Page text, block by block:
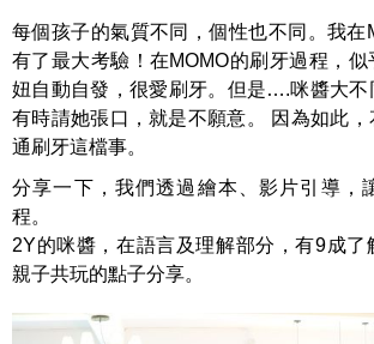
每個孩子的氣質不同，個性也不同。我在
有了最大考驗！在MOMO的刷牙過程，
妞自動自發，很愛刷牙。但是….咪醬大不
有時請她張口，就是不願意。 因為如此
通刷牙這檔事。
分享一下，我們透過繪本、影片引導，
程。
2Y的咪醬，在語言及理解部分，有9成了
親子共玩的點子分享。